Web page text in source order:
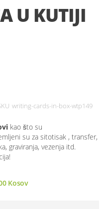
U KUTIJI
writing-cards-in-box-wtp149
kao što su
su za sitotisak , transfer,
graviranja, vezenja itd.
Kosov